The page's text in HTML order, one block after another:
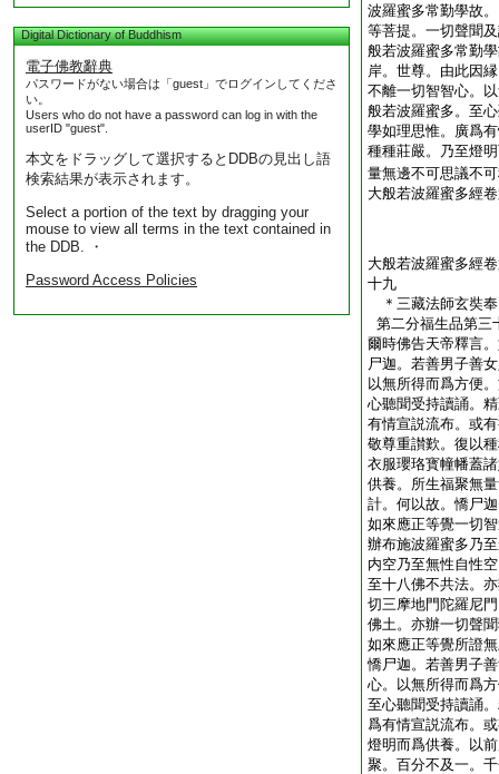
Digital Dictionary of Buddhism
電子佛教辭典
パスワードがない場合は「guest」でログインしてくださ
い。
Users who do not have a password can log in with the
userID "guest".
本文をドラッグして選択するとDDBの見出し語
検索結果が表示されます。
Select a portion of the text by dragging your
mouse to view all terms in the text contained in
the DDB. ・
Password Access Policies
波羅蜜多常勤學故
等菩提。一切聲聞
般若波羅蜜多常勤
岸。世尊。由此因
不離一切智智心。
般若波羅蜜多。至
學如理思惟。廣爲
種種莊嚴。乃至燈
量無邊不可思議不
大般若波羅蜜多經
大般若波羅蜜多經
十九
＊三藏法師玄
第二分福生品第三
爾時佛告天帝釋言
尸迦。若善男子善
以無所得而爲方便
心聽聞受持讀誦。
有情宣説流布。或
敬尊重讃歎。復以
衣服瓔珞寳幢幡蓋
供養。所生福聚無
計。何以故。憍尸
如來應正等覺一切
辦布施波羅蜜多乃
内空乃至無性自性
至十八佛不共法。
切三摩地門陀羅尼
佛土。亦辦一切聲
如來應正等覺所證
憍尸迦。若善男子
心。以無所得而爲
至心聽聞受持讀誦
爲有情宣説流布。
燈明而爲供養。以
聚。百分不及一。